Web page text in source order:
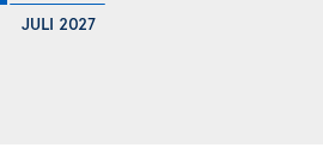
JULI 2027